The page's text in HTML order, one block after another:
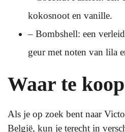
kokosnoot en vanille.
– Bombshell: een
geur met noten van lila
Waar te
Als je op zoek bent naar
België, kun je terecht in